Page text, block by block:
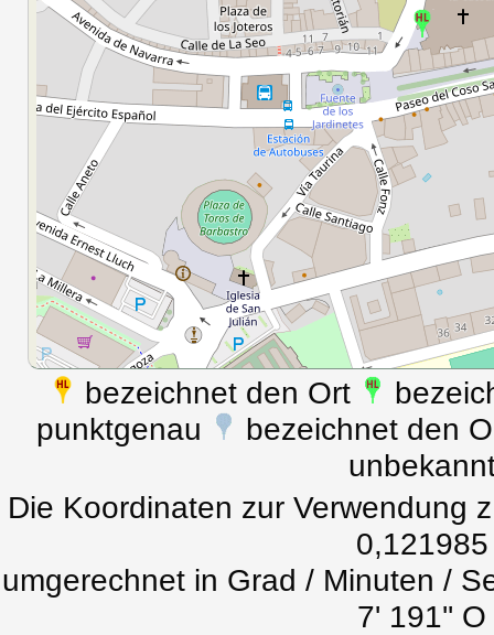
bezeichnet den Ort
punktgenau
bezeichnet den
Die Koordinaten zur Verwendung
0,121985
umgerechnet in Grad / Minuten /
7' 191'' O